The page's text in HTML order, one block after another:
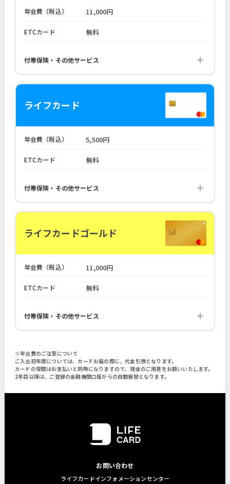
年会費（税込） 11,000円
ETCカード 無料
付帯保険・その他サービス
ライフカード
年会費（税込） 5,500円
ETCカード 無料
付帯保険・その他サービス
ライフカードゴールド
年会費（税込） 11,000円
ETCカード 無料
付帯保険・その他サービス
※年会費のご注意について
ご入会初年度については、カードお届の際に、代金引換となります。
カードの受取はお支払いと同時になりますので、現金のご用意をお願いいたします。
2年目以降は、ご登録の金融機関口座からの自動振替となります。
お問い合わせ
ライフカードインフォメーションセンター